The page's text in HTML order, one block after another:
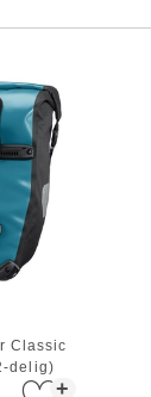
+
Classic
delig)